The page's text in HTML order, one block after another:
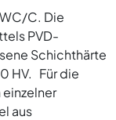
C. Die
PVD-
Schichthärte
HV. Für die
aus